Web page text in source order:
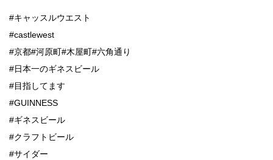
#キャッスルウエスト
#castlewest
#京都#河原町#木屋町#六角通り
#日本一のギネスビール
#目指してます
#GUINNESS
#ギネスビール
#クラフトビール
#サイダー